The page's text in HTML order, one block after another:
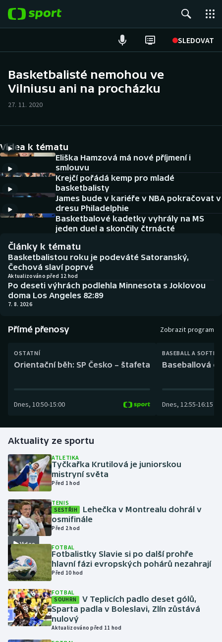
SLEDOVAT
Hokej
Cyklistika
DALŠÍ SPORTY
Americký fotbal
Baseball a softbal
Basketbal
Biatlon
Boby a skeleton
Box
Curling
Golf
Gymnastika
Házená
Jezdectví
Judo
Krasobruslení
Lyže a snowboard
NEPŘEHLÉDNĚTE
Historické návraty
Aplikace ČT sport
AZ kvíz
Basketbalisté nemohou ve
Vilniusu ani na procházku
27. 11. 2020
Videa k tématu
Eliška Hamzová má nové příjmení i
smlouvu
Krejčí pořádá kemp pro mladé
basketbalisty
James bude v kariéře v NBA pokračovat v
dresu Philadelphie
Basketbalové kadetky vyhrály na MS
jeden duel a skončily čtrnácté
Články k tématu
Basketbalistou roku je podeváté Satoranský,
Čechová slaví poprvé
Aktualizováno před 12 hod
Po deseti výhrách podlehla Minnesota s Joklovou
doma Los Angeles 82:89
7. 8. 2026
Přímé přenosy Zobrazit program
OSTATNÍ
Orientační běh: SP Česko – štafeta
Dnes, 10:50-15:00
BASEBALL A
Baseballová
Dnes, 12:55-16:15
Aktuality ze sportu
ATLETIKA
Tyčkařka Krutilová je juniorskou
mistryní světa
Před 1 hod
Video
TENIS
SESTŘIH
Lehečka v Montrealu dohrál v
osmifinále
Před 2 hod
FOTBAL
Fotbalistky Slavie si po další prohře
hlavní fázi evropských pohárů nezahrají
Před 10 hod
FOTBAL
SOUHRN
V Teplicích padlo deset gólů,
Sparta padla v Boleslavi, Zlín zůstává
nulový
Aktualizováno před 11 hod